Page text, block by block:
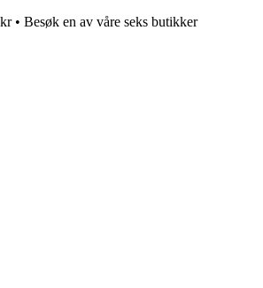
• Besøk en av våre seks butikker